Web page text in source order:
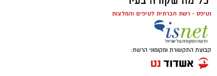
נטיפס - רשת חברתית לטיפים והמלצות
קבוצת התקשורת ומקומוני הרשת: